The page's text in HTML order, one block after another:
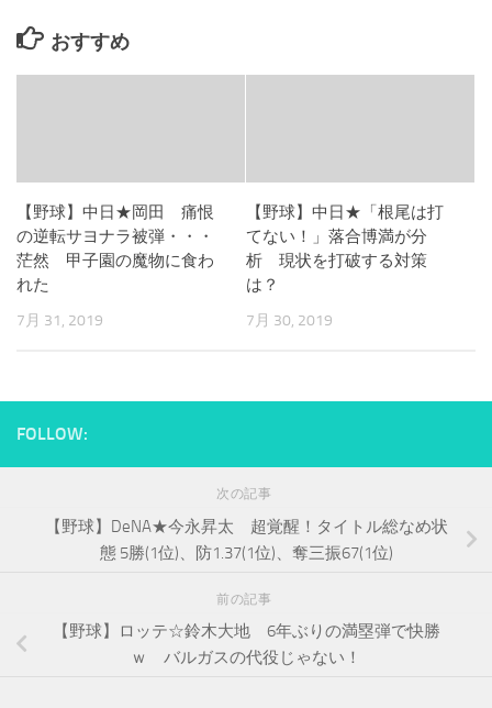
おすすめ
【野球】中日★岡田 痛恨
の逆転サヨナラ被弾・・・
茫然 甲子園の魔物に食わ
れた
7月 31, 2019
【野球】中日★「根尾は打
てない！」落合博満が分
析 現状を打破する対策
は？
7月 30, 2019
FOLLOW:
次の記事
【野球】DeNA★今永昇太 超覚醒！タイトル総なめ状
態 5勝(1位)、防1.37(1位)、奪三振67(1位)
前の記事
【野球】ロッテ☆鈴木大地 6年ぶりの満塁弾で快勝
ｗ バルガスの代役じゃない！